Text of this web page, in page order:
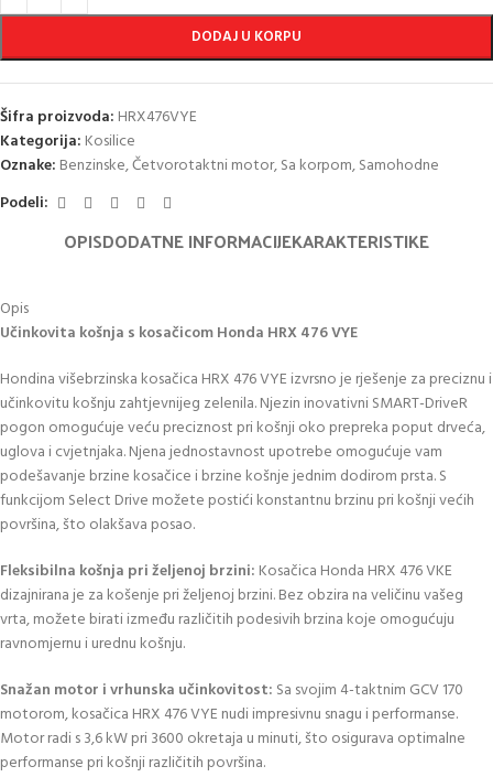
DODAJ U KORPU
Šifra proizvoda: HRX476VYE
Kategorija: Kosilice
Oznake: Benzinske,Četvorotaktni motor,Sa korpom,Samohodne
Podeli:
OPISDODATNE INFORMACIJEKARAKTERISTIKE
Opis
Učinkovita košnja s kosačicomHonda HRX 476 VYE
Hondina višebrzinska kosačica HRX 476 VYE izvrsno je rješenje za preciznu i
učinkovitu košnju zahtjevnijeg zelenila. Njezin inovativni SMART-DriveR
pogon omogućuje veću preciznost pri košnji oko prepreka poput drveća,
uglova i cvjetnjaka. Njena jednostavnost upotrebe omogućuje vam
podešavanje brzine kosačice i brzine košnje jednim dodirom prsta. S
funkcijom Select Drive možete postići konstantnu brzinu pri košnji većih
površina, što olakšava posao.
Fleksibilna košnja pri željenoj brzini: Kosačica Honda HRX 476 VKE
dizajnirana je za košenje pri željenoj brzini. Bez obzira na veličinu vašeg
vrta, možete birati između različitih podesivih brzina koje omogućuju
ravnomjernu i urednu košnju.
Snažan motor i vrhunska učinkovitost: Sa svojim 4-taktnim GCV 170
motorom, kosačica HRX 476 VYE nudi impresivnu snagu i performanse.
Motor radi s 3,6 kW pri 3600 okretaja u minuti, što osigurava optimalne
performanse pri košnji različitih površina.